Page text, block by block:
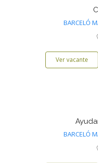
BARCELÓ
Ver vacante
BARCELÓ